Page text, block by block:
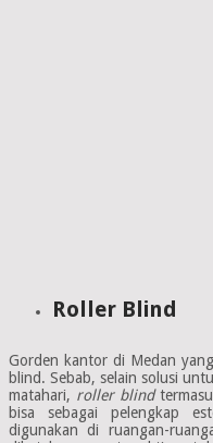
Roller Blind
Gorden kantor di Medan
blind. Sebab, selain solusi
matahari, roller blind
bisa sebagai pelengkap
digunakan di ruangan-